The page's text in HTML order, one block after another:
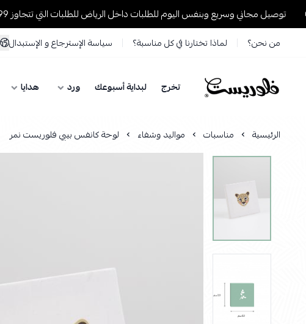
توصيل مجاني وسريع وبنفس اليوم للطلبات داخل الرياض للطلبات التي تتجاوز 199 ريال🚚
من نحن؟ لماذا تختارنا في كل مناسبة؟ سياسة الإسترجاع و الإستبدال
فلوريست Florist تخرج لبداية أسبوعك ورد هدايا
الرئيسية مناسبات مواليد وشفاء لوحة كانفس بيبي فلوريست نمر